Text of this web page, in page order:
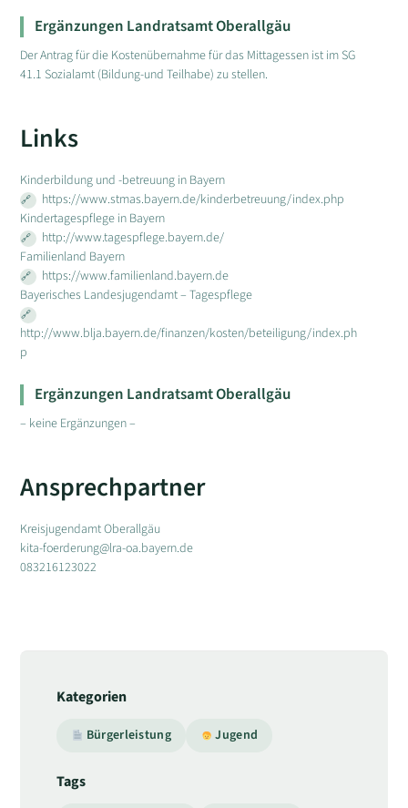
Ergänzungen Landratsamt Oberallgäu
Der Antrag für die Kostenübernahme für das Mittagessen ist im SG
41.1 Sozialamt (Bildung-und Teilhabe) zu stellen.
Links
Kinderbildung und -betreuung in Bayern
https://www.stmas.bayern.de/kinderbetreuung/index.php
Kindertagespflege in Bayern
http://www.tagespflege.bayern.de/
Familienland Bayern
https://www.familienland.bayern.de
Bayerisches Landesjugendamt – Tagespflege
http://www.blja.bayern.de/finanzen/kosten/beteiligung/index.ph
p
Ergänzungen Landratsamt Oberallgäu
– keine Ergänzungen –
Ansprechpartner
Kreisjugendamt Oberallgäu
kita-foerderung@lra-oa.bayern.de
083216123022
Kategorien
Bürgerleistung Jugend
Tags